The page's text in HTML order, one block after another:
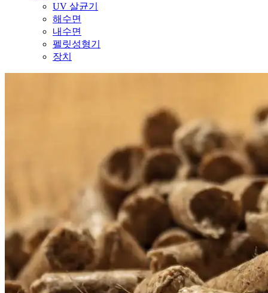
UV 살균기
해수면
내수면
펠릿성형기
장치